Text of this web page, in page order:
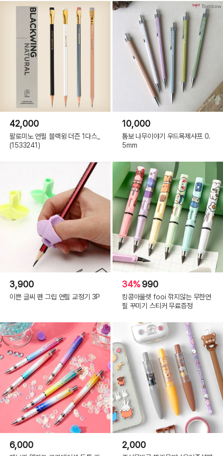
42,000
팔로미노 연필 블랙윙 더즌 1다스_
(1533241)
10,000
톰보 나무이야기 우드목제샤프 0.
5mm
3,900
이쁜 글씨 펜 그립 연필 교정기 3P
34%990
킹콩아울렛 fooi 깎지않는 무한연
필 꾸미기 스티커 무료증정
6,000 2,000